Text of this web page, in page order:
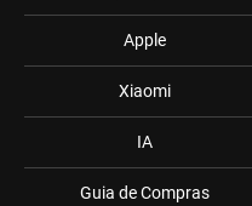
Apple
Xiaomi
IA
Guia de Compras